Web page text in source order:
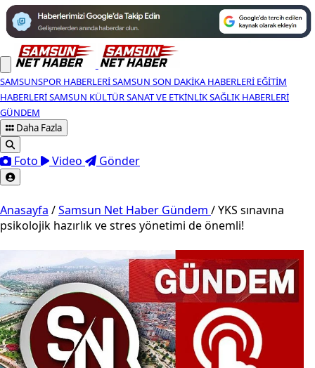
SAMSUNSPOR HABERLERISAMSUN SON DAKIKA HABERLERI EĞITIM
HABERLERISAMSUN KÜLTÜR SANAT VE ETKINLIKSAĞLIK HABERLERI
GÜNDEM
Daha Fazla
Foto Video Gönder
Anasayfa /Samsun Net Haber Gündem /YKS sınavına
psikolojik hazırlık ve stres yönetimi de önemli!